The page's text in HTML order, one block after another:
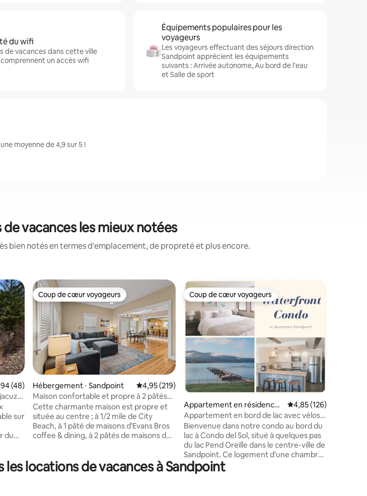
du wifi
de vacances dans cette ville
un accès wifi
Équipements populaires pour les
voyageurs
Les voyageurs effectuant des séjours direction
Sandpoint apprécient les équipements
suivants : Arrivée autonome, Au bord de l'eau
et Salle de sport
moyenne de 4,9 sur 5 !
vacances les mieux notées
bien notés en termes d'emplacement, de propreté et plus encore.
: 5 sur 5
moyenne sur la base de 48 commentaires : 4,94 sur 5
(48)
sur
du
Coup de cœur voyageurs
Coup de cœur voyageurs
Hébergement ⋅ Sandpoint Évaluation moyenne sur la base de 219 commentaires : 4,95 sur 5
4,95 (219)
Maison confortable et propre à 2 pâtés
de maisons du centre-ville !
Cette charmante maison est propre et
située au centre ; à 1/2 mile de City
Beach, à 1 pâté de maisons d'Evans Bros
coffee & dining, à 2 pâtés de maisons du
4 vélos (mai-octobre). Nous fournissons
des draps de bain et de lit 100 % coton,
Coup de cœur voyageurs
Coup de cœur voyageurs
Appartement en résidence ⋅
Sandpoint
Évaluation moyenne
4,85 (126)
Appartement en bord de lac avec vélos
et kayaks
Bienvenue dans notre condo au bord du
lac à Condo del Sol, situé à quelques pas
du lac Pend Oreille dans le centre-ville de
Sandpoint. Ce logement d'une chambre
et d'une salle de bain offre une vue
imprenable et des équipements haut de
locations de vacances à Sandpoint